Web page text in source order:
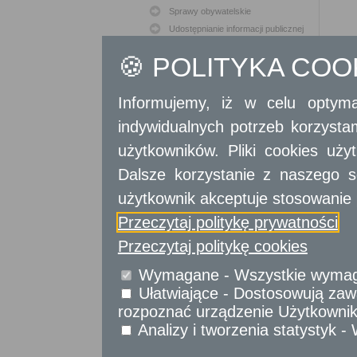
Sprawy obywatelskie
Udostępnianie informacji publicznej
Usługi
urzędów
🍪 POLITYKA
Informujemy, iż w celu
indywidualnych potrzeb
użytkowników. Pliki cookies
Dalsze korzystanie z naszego
użytkownik akceptuje stosowanie
Przeczytaj politykę prywatności
Przeczytaj politykę cookies
Wymagane - Wszystkie
Ułatwiające - Dostosowują
rozpoznać urządzenie
Analizy i tworzenia statystyk -